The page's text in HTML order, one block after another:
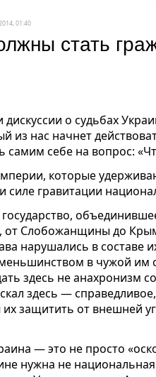
01:40
стать
дискуссии о судьбах
из нас начнет
самим себе на вопрос:
которые
гравитации
от Слобожанщины до
нарушались в составе
меньшинством в чужой им
здесь не анахронизм
здесь —
защитить от внешней
— это не просто
нужна не